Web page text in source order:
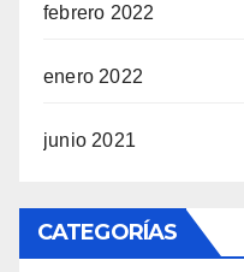
febrero 2022
enero 2022
junio 2021
CATEGORÍAS